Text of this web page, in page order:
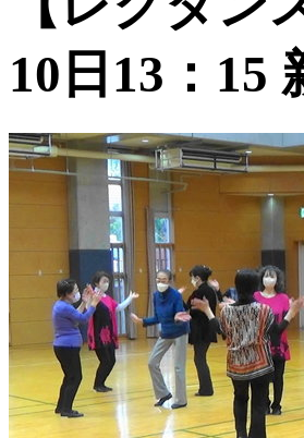
10日13：15